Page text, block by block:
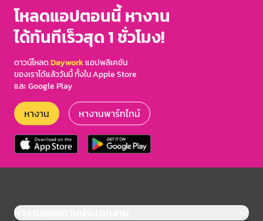
โหลดแอปตอนนี้ หางาน
ได้ทันทีเร็วสุด 1 ชั่วโมง!
ดาวน์โหลดDayworkแอปพลิเคชัน
ของเราได้แล้ววันนี้ ทั้งใน Apple Store
และ Google Play
หางาน หางานพาร์ทไทม์
หางานแยกตามประเภทงาน